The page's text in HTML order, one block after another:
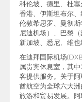
科伦坡、德里、杜塞
香港、伊斯坦布尔、
伦敦希思罗、曼彻
尼迪机场）、巴黎
新加坡、悉尼、维也
在迪拜国际机场
属贵宾休息室，其
客提供服务。关于
酋航空为全球六大
旅游和贸易发展。